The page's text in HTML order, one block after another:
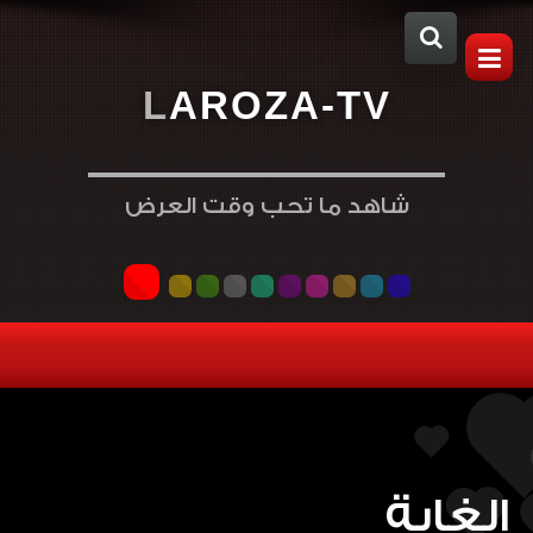
LAROZA-TV
شاهد ما تحب وقت العرض
الغابة